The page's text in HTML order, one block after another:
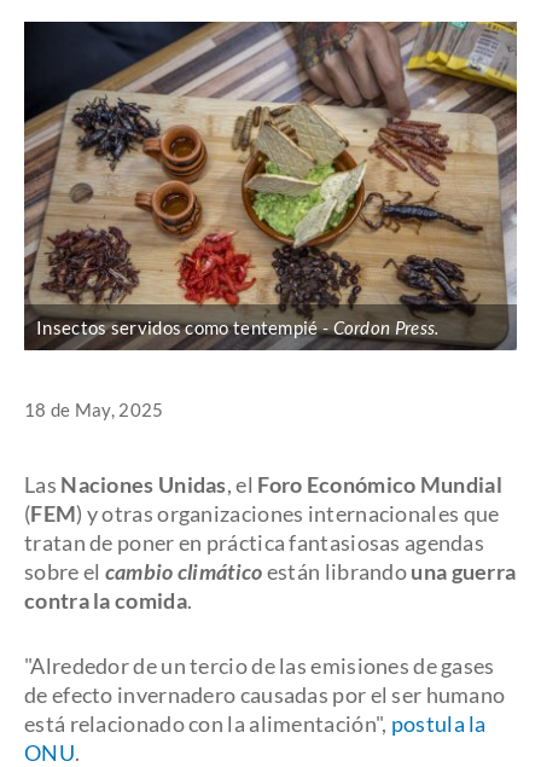
Insectos servidos como tentempié Cordon Press.
18 de May, 2025
Las Naciones Unidas, el Foro Económico Mundial
(FEM) y otras organizaciones internacionales que
tratan de poner en práctica fantasiosas agendas
sobre el cambio climáticoestán librandouna guerra
contra la comida.
"Alrededor de un tercio de las emisiones de gases
de efecto invernadero causadas por el ser humano
está relacionado con la alimentación", postula la
ONU.